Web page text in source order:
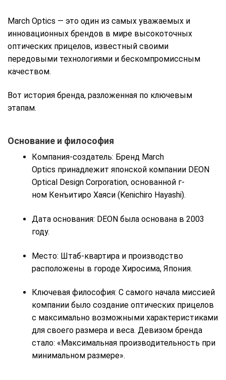
March Optics — это один из самых уважаемых и
инновационных брендов в мире высокоточных
оптических прицелов, известный своими
передовыми технологиями и бескомпромиссным
качеством.
Вот история бренда, разложенная по ключевым
этапам.
Основание и философия
Компания-создатель: Бренд March
Optics принадлежит японской компании DEON
Optical Design Corporation, основанной г-
ном Кенъитиро Хаяси (Kenichiro Hayashi).
Дата основания: DEON была основана в 2003
году.
Место: Штаб-квартира и производство
расположены в городе Хиросима, Япония.
Ключевая философия: С самого начала миссией
компании было создание оптических прицелов
с максимально возможными характеристиками
для своего размера и веса. Девизом бренда
стало: «Максимальная производительность при
минимальном размере».